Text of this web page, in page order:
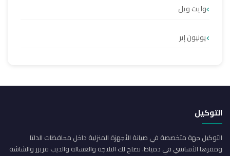
وايت ويل
يونيون إير
التوكيل
التوكيل جهة متخصصة في صيانة الأجهزة المنزلية داخل محافظات الدلتا
ومقرها الأساسي في دمياط. نصلح لك التلاجة والغسالة والديب فريزر والشاشة